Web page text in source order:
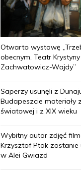
Otwarto wystawę
obecnym. Teatr Krystyny
Zachwatowicz-Wajdy”
Saperzy usunęli z
Budapeszcie materiały
światowej i z XIX wieku
Wybitny autor zdjęć
Krzysztof Ptak
w Alei Gwiazd